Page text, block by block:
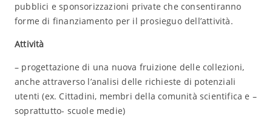
pubblici e sponsorizzazioni private che consentiranno
forme di finanziamento per il prosieguo dell’attività.
Attività
– progettazione di una nuova fruizione delle collezioni,
anche attraverso l’analisi delle richieste di potenziali
utenti (ex. Cittadini, membri della comunità scientifica e –
soprattutto- scuole medie)